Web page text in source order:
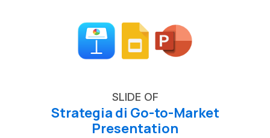
SLIDE OF
Strategia di Go-to-Market
Presentation